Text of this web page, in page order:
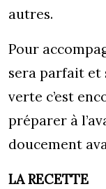
autres.
Pour
sera parfait et
verte c’est
préparer à
doucement
LA RECETTE